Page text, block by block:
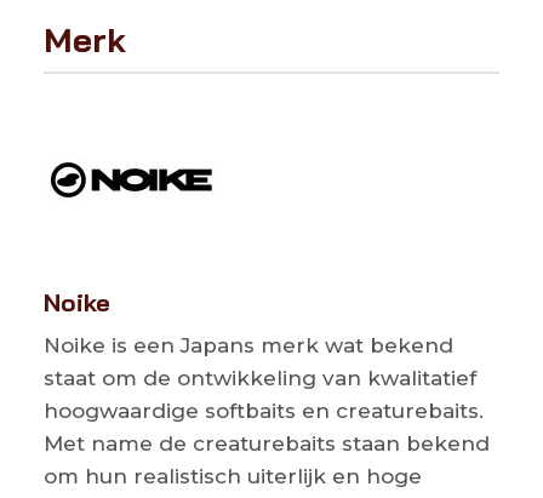
Merk
Noike
Noike is een Japans merk wat bekend
staat om de ontwikkeling van kwalitatief
hoogwaardige softbaits en creaturebaits.
Met name de creaturebaits staan bekend
om hun realistisch uiterlijk en hoge